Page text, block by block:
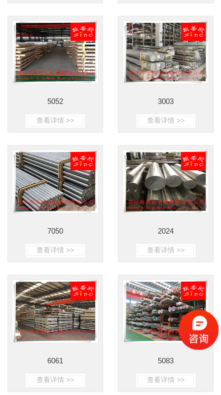
5052
查看详情 >>
3003
查看详情 >>
7050
查看详情 >>
2024
查看详情 >>
6061
查看详情 >>
5083
查看详情 >>